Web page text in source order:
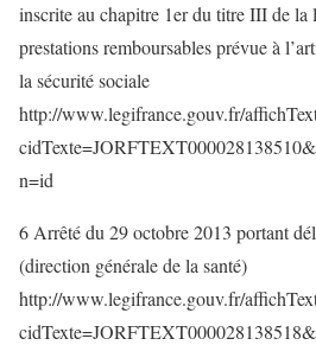
inscrite au chapitre 1er du titre III de la
prestations remboursables prévue à
la sécurité sociale
http://www.legifrance.gouv.fr/
n=id
6 Arrêté du 29 octobre 2013 portant
(direction générale de la santé)
http://www.legifrance.gouv.fr/